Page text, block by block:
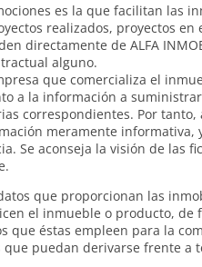
es la que facilitan las
realizados, proyectos
directamente de ALFA
alguno.
que comercializa el
a la información a
correspondientes. Por
meramente
Se aconseja la visión de las
que proporcionan las
el inmueble o producto,
que éstas empleen para la
puedan derivarse frente a